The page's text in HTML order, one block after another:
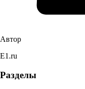
Автор
E1.ru
Разделы